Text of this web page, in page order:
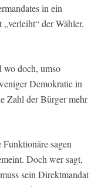
in ein
der Wähler,
wo doch, umso
Demokratie in
Zahl der Bürger mehr
sagen
Doch wer sagt,
sein Direktmandat